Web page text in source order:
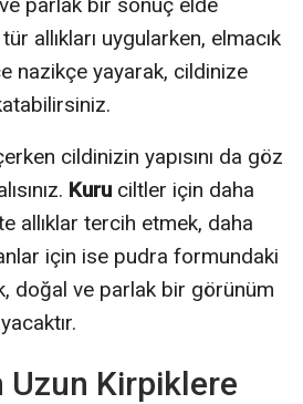
allıkları uygularken, elmacık
nazikçe yayarak, cildinize
cildinizin yapısını da göz
Kuru ciltler için daha
allıklar tercih etmek, daha
için ise pudra formundaki
doğal ve parlak bir görünüm
Uzun Kirpiklere